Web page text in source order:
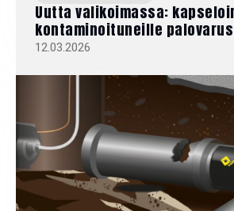
Uutta valikoimassa:
kontaminoituneille
12.03.2026